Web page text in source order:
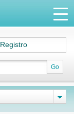
Go
Registro